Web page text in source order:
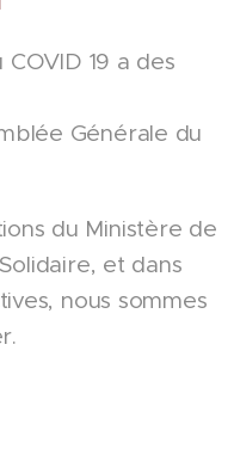
19 a des
Générale du
du Ministère de
et dans
nous sommes